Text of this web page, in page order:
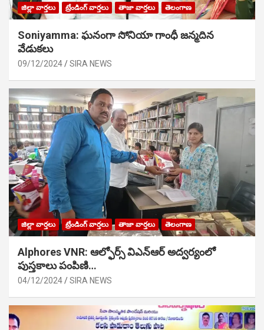
జిల్లా వార్తలు ట్రేండింగ్ వార్తలు తాజా వార్తలు తెలంగాణ
Soniyamma: ఘ‌నంగా సోనియా గాంధీ జ‌న్మ‌దిన
వేడుక‌లు
09/12/2024 SIRA NEWS
జిల్లా వార్తలు ట్రేండింగ్ వార్తలు తాజా వార్తలు తెలంగాణ
Alphores VNR: ఆల్ఫోర్స్ విఎన్ఆర్ అద్వర్యంలో
పుస్తకాలు పంపిణి…
04/12/2024 SIRA NEWS